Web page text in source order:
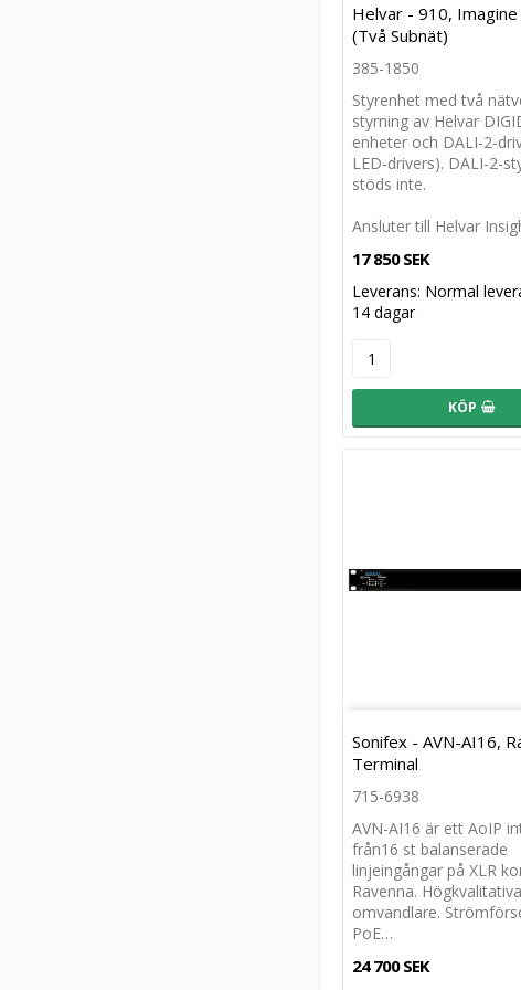
Helvar - 910,
(Två Subnät)
385-1850
Styrenhet med två
styrning av Helvar
enheter och DALI-2-
LED-drivers). DALI-2-
stöds inte.
Ansluter till Helvar
17 850 SEK
Leverans: Normal
14 dagar
KÖP
Sonifex - AVN-AI16,
Terminal
715-6938
AVN-AI16 är ett AoIP
från16 st balanserade
linjeingångar på XLR
Ravenna.
omvandlare.
PoE…
24 700 SEK